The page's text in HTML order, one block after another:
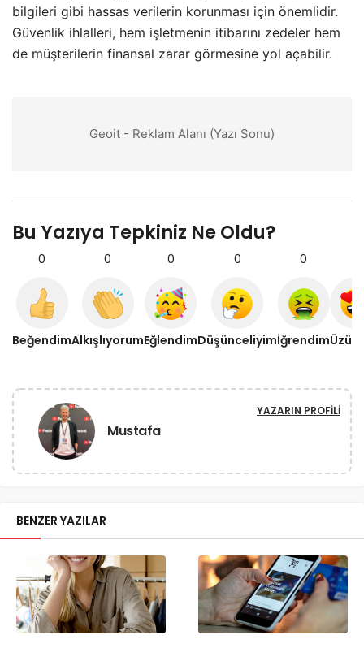
bilgileri gibi hassas verilerin korunması için önemlidir.
Güvenlik ihlalleri, hem işletmenin itibarını zedeler hem
de müşterilerin finansal zarar görmesine yol açabilir.
Geoit - Reklam Alanı (Yazı Sonu)
Bu Yazıya Tepkiniz Ne Oldu?
0
Beğendim
0
Alkışlıyorum
0
Eğlendim
0
Düşünceliyim
0
İğrendim
Mustafa
YAZARIN PROFILI
BENZER YAZILAR